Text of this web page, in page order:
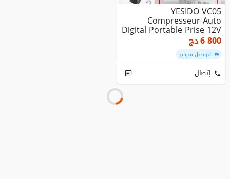
YESIDO VC05
Compresseur Auto
Digital Portable Prise 12V
Pneu Ballon
6 800دج
التوصيل متوفر
إتصال